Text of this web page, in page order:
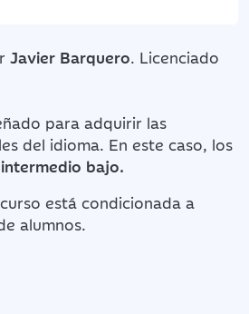
Javier Barquero. Licenciado
para adquirir las
del idioma. En este caso, los
bajo.
está condicionada a
alumnos.